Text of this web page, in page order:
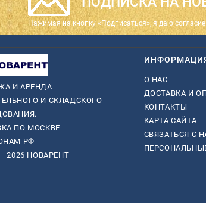
Нажимая на кнопку «Подписаться», я даю
И АРЕНДА
И СКЛАДСКОГО
ПО МОСКВЕ
РФ
2026 НОВАРЕНТ
О НАС
ДОСТАВКА И
КОНТАКТЫ
КАРТА САЙТА
СВЯЗАТЬСЯ С